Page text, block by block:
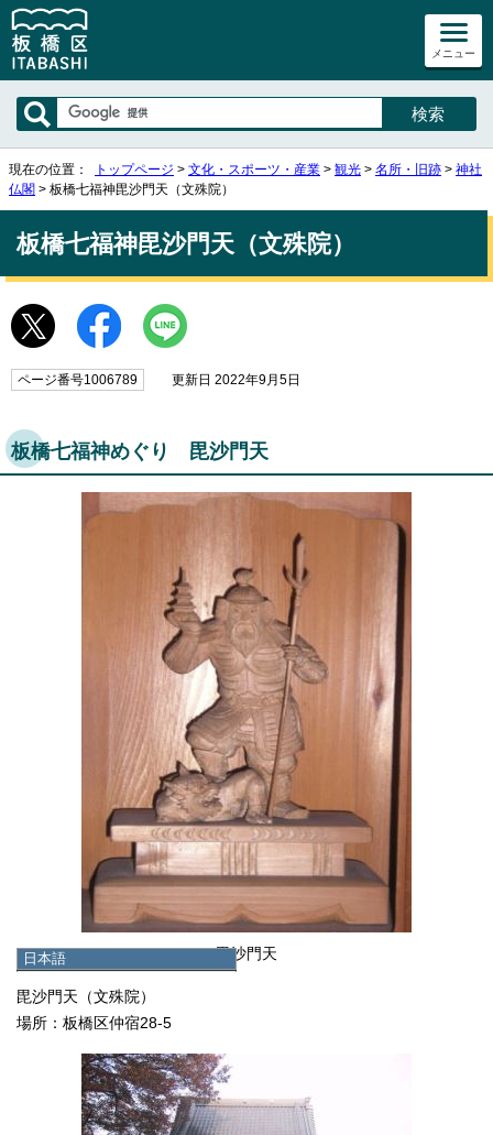
メニュー
日本語
English
한국어
現在の位置： トップページ > 文化・スポーツ・産業 > 観光 > 名所・旧跡 > 神社
仏閣 > 板橋七福神毘沙門天（文殊院）
板橋七福神毘沙門天（文殊院）
ページ番号1006789 更新日 2022年9月5日
板橋七福神めぐり 毘沙門天
毘沙門天
毘沙門天（文殊院）
場所：板橋区仲宿28-5